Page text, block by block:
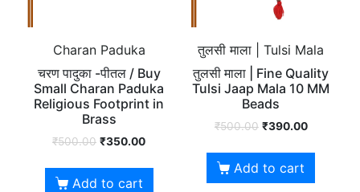
Charan Paduka
चरण पादुका -पीतल / Buy
Small Charan Paduka
Religious Footprint in
Brass
₹500.00 ₹350.00
Add to cart
तुलसी माला | Tulsi Mala
तुलसी माला | Fine Quality
Tulsi Jaap Mala 10 MM
Beads
₹500.00 ₹390.00
Add to cart